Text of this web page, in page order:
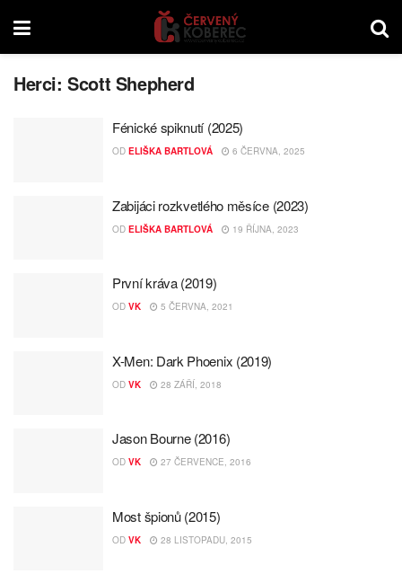
Herci:Scott Shepherd
Fénické spiknutí (2025)
OD ELIŠKA BARTLOVÁ 6 ČERVNA, 2025
Zabijáci rozkvetlého měsíce (2023)
OD ELIŠKA BARTLOVÁ 19 ŘÍJNA, 2023
První kráva (2019)
OD VK 5 ČERVNA, 2021
X-Men: Dark Phoenix (2019)
OD VK 28 ZÁŘÍ, 2018
Jason Bourne (2016)
OD VK 27 ČERVENCE, 2016
Most špionů (2015)
OD VK 28 LISTOPADU, 2015